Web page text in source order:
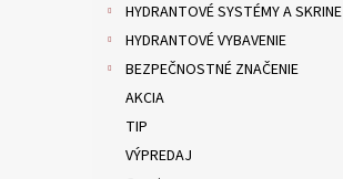
HYDRANTOVÉ SYSTÉMY A SKRINE
HYDRANTOVÉ VYBAVENIE
BEZPEČNOSTNÉ ZNAČENIE
AKCIA
TIP
VÝPREDAJ